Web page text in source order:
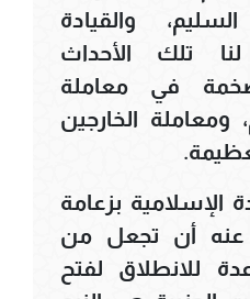
والقيادة
تلك الأحداث
في معاملة
ومعاملة الخارجين
الإسلامية بزعامة
عنه أن تجعل من
للانطلاق لفتح